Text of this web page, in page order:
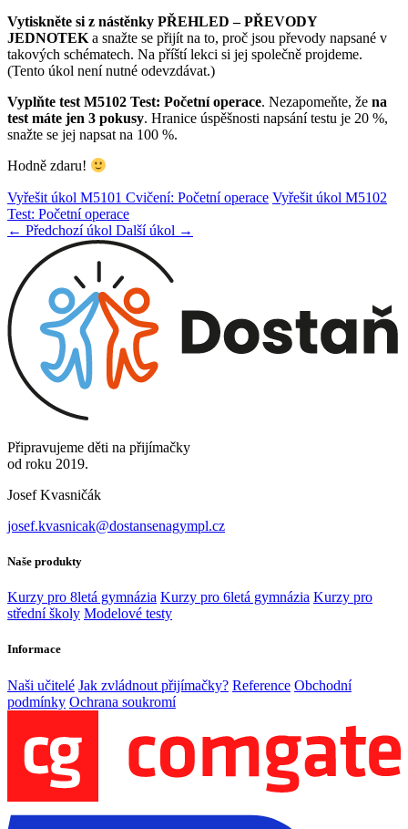
Vytiskněte si z nástěnky PŘEHLED – PŘEVODY
JEDNOTEKa snažte se přijít na to, proč jsou převody napsané v
takových schématech. Na příští lekci si jej společně projdeme.
(Tento úkol není nutné odevzdávat.)
Vyplňte test M5102 Test: Početní operace. Nezapomeňte, že na
test máte jen 3 pokusy. Hranice úspěšnosti napsání testu je 20 %,
snažte se jej napsat na 100 %.
Hodně zdaru!
Vyřešit úkol M5101 Cvičení: Početní operace Vyřešit úkol M5102
Test: Početní operace
← Předchozí úkol Další úkol →
Připravujeme děti na přijímačky
od roku 2019.
Josef Kvasničák
josef.kvasnicak@dostansenagympl.cz
Naše produkty
Kurzy pro 8letá gymnázia Kurzy pro 6letá gymnázia Kurzy pro
střední školy Modelové testy
Informace
Naši učitelé Jak zvládnout přijímačky? Reference Obchodní
podmínky Ochrana soukromí